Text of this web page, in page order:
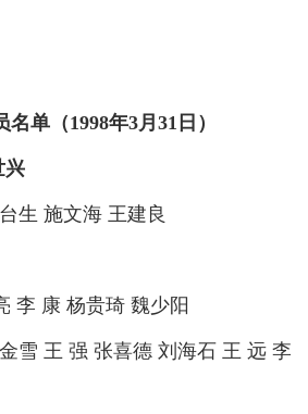
单（1998年3月31日）
兴
生 施文海 王建良
李 康 杨贵琦 魏少阳
雪 王 强 张喜德 刘海石 王 远 李